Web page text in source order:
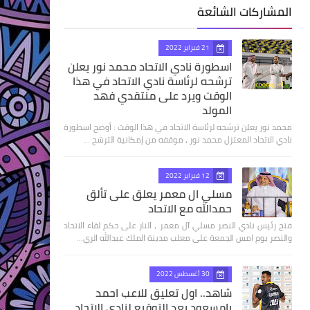
المشاركات الشائعة
21 فبراير 2022
اسطورة نادي الاتحاد محمد نور يعلن
ترشحه لرئاسة نادي الاتحاد في هذا
الوقت ويرد على منتقدي فهد
المولد
محمد نور يعلن ترشحه لرئاسة الاتحاد في هذا الوقت : أوضح اسطورة
نادي الاتحاد المعتزل محمد نور ، موقفه من إمكانية الترشح …
12 فبراير 2022
مسلي ال معمر يعلق على تألق
حمدالله مع الاتحاد
فتح رئيس نادي النصر مسلي آل معمر ، النار على حكم لقاء الاتحاد
والنصر يوم امس الجمعة على معلب مدينة الملك عبدالله الري…
30 أغسطس 2022
شاهد.. اول تعليق للاعب احمد